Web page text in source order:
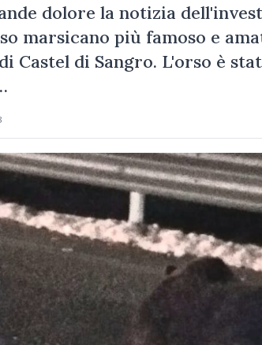
dolore la notizia
marsicano più famoso e
Castel di Sangro. L'orso è